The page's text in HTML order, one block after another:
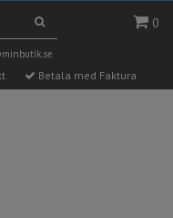
0
Betala med Faktura